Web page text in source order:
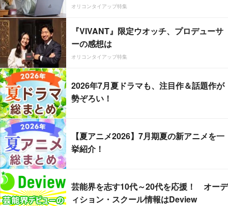
オリコンタイアップ特集
『VIVANT』限定ウオッチ、プロデューサ
ーの感想は
オリコンタイアップ特集
2026年7月夏ドラマも、注目作＆話題作が
勢ぞろい！
【夏アニメ2026】7月期夏の新アニメを一
挙紹介！
芸能界を志す10代～20代を応援！ オーデ
ィション・スクール情報はDeview